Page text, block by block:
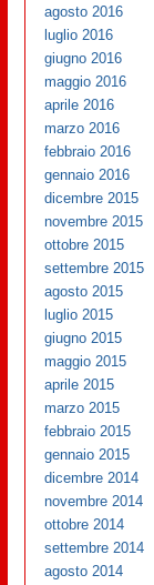
agosto 2016
luglio 2016
giugno 2016
maggio 2016
aprile 2016
marzo 2016
febbraio 2016
gennaio 2016
dicembre 2015
novembre 2015
ottobre 2015
settembre 2015
agosto 2015
luglio 2015
giugno 2015
maggio 2015
aprile 2015
marzo 2015
febbraio 2015
gennaio 2015
dicembre 2014
novembre 2014
ottobre 2014
settembre 2014
agosto 2014